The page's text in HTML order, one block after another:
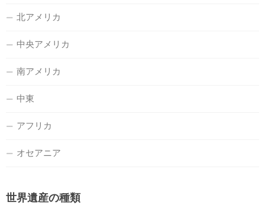
北アメリカ
中央アメリカ
南アメリカ
中東
アフリカ
オセアニア
世界遺産の種類